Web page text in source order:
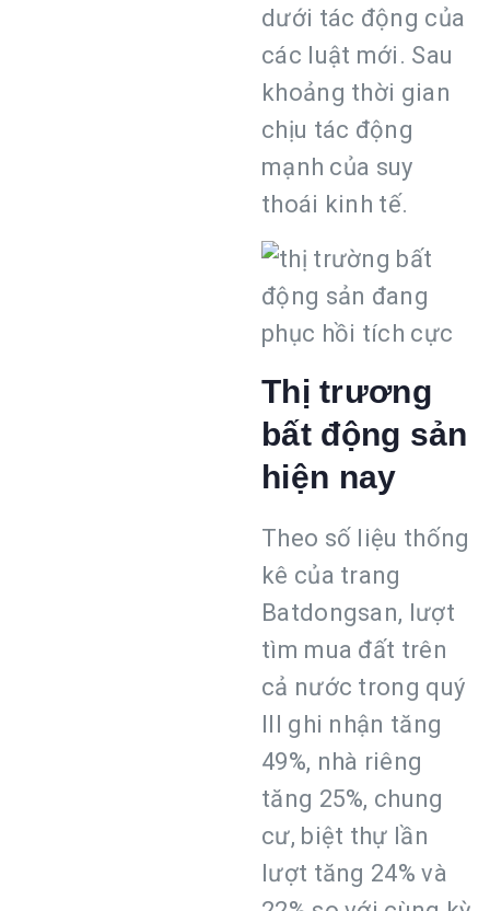
dưới tác động của
các luật mới. Sau
khoảng thời gian
chịu tác động
mạnh của suy
thoái kinh tế.
Thị trương
bất động sản
hiện nay
Theo số liệu thống
kê của trang
Batdongsan, lượt
tìm mua đất trên
cả nước trong quý
III ghi nhận tăng
49%, nhà riêng
tăng 25%, chung
cư, biệt thự lần
lượt tăng 24% và